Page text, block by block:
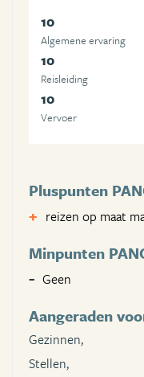
10
Algemene ervaring
10
Reisleiding
10
Vervoer
Pluspunten
reizen op maat
Minpunten
Geen
Aangeraden
Gezinnen,
Stellen,